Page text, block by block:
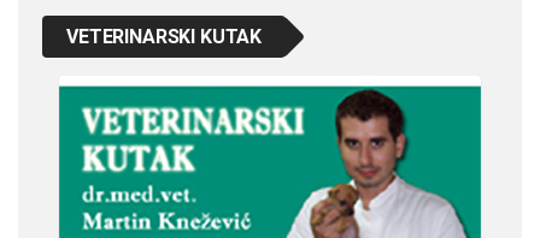
VETERINARSKI KUTAK